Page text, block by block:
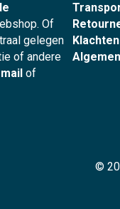
Of
gelegen
of andere
mail of
Klachten
©